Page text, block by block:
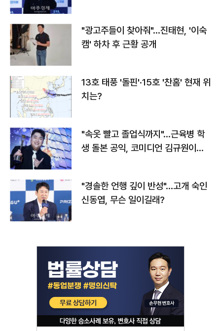
"광고주들이 찾아줘"…진태현, '이숙
캠' 하차 후 근황 공개
13호 태풍 '돌핀'·15호 '찬홈' 현재 위
치는?
"속옷 빨고 졸업식까지"…근육병 학
생 돌본 공익, 코미디언 김규원이었
"경솔한 언행 깊이 반성"…고개 숙인
신동엽, 무슨 일이길래?